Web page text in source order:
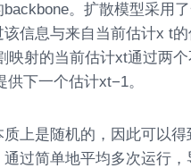
。 扩散模型采用
信息与来自当前估计x t
映射的当前估计xt通过两
供下一个估计xt−1。
质上是随机的，因此可以
过简单地平均多次运行，